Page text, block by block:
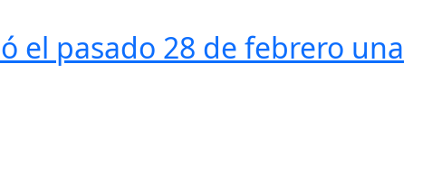
el pasado 28 de febrero una